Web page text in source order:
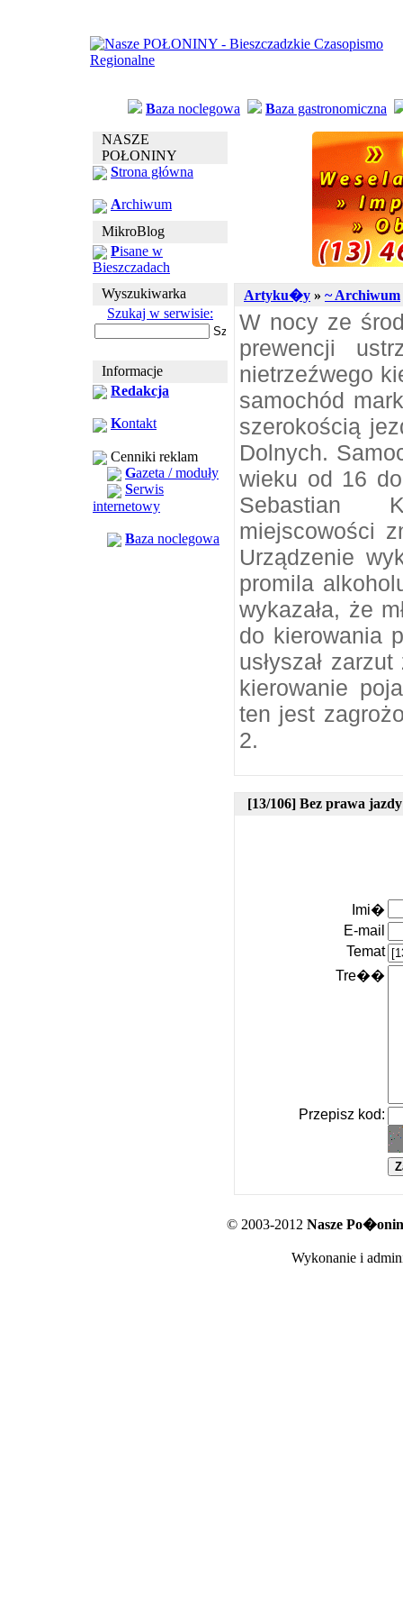
Baza noclegowa Baza gastronomiczna
NASZE
POŁONINY
Strona główna
Archiwum
MikroBlog
Pisane w
Bieszczadach
Wyszukiwarka
Szukaj w serwisie:
Informacje
Redakcja
Kontakt
Cenniki reklam
Gazeta / moduły
Serwis
internetowy
Baza noclegowa
Artyku�y » ~ Archiwum
W nocy ze
prewencji
nietrzeźwego
samochód
szerokością
Dolnych.
wieku od 16
Sebastian
miejscowości
Urządzenie
promila
wykazała, że
do kierowania
usłyszał
kierowanie
ten jest
2.
[13/106] Bez prawa
Imi�
E-mail
Temat
Tre��
Przepisz kod:
© 2003-2012 Nasze
Wykonanie i